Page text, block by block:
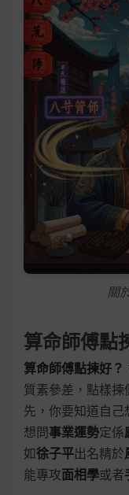
關
算命師傅點
算命師傅點揀好？
質素參差，點樣
先，你要知道自己
想問 事業運勢定係
如徐子平出名精於
能專攻面相學或者